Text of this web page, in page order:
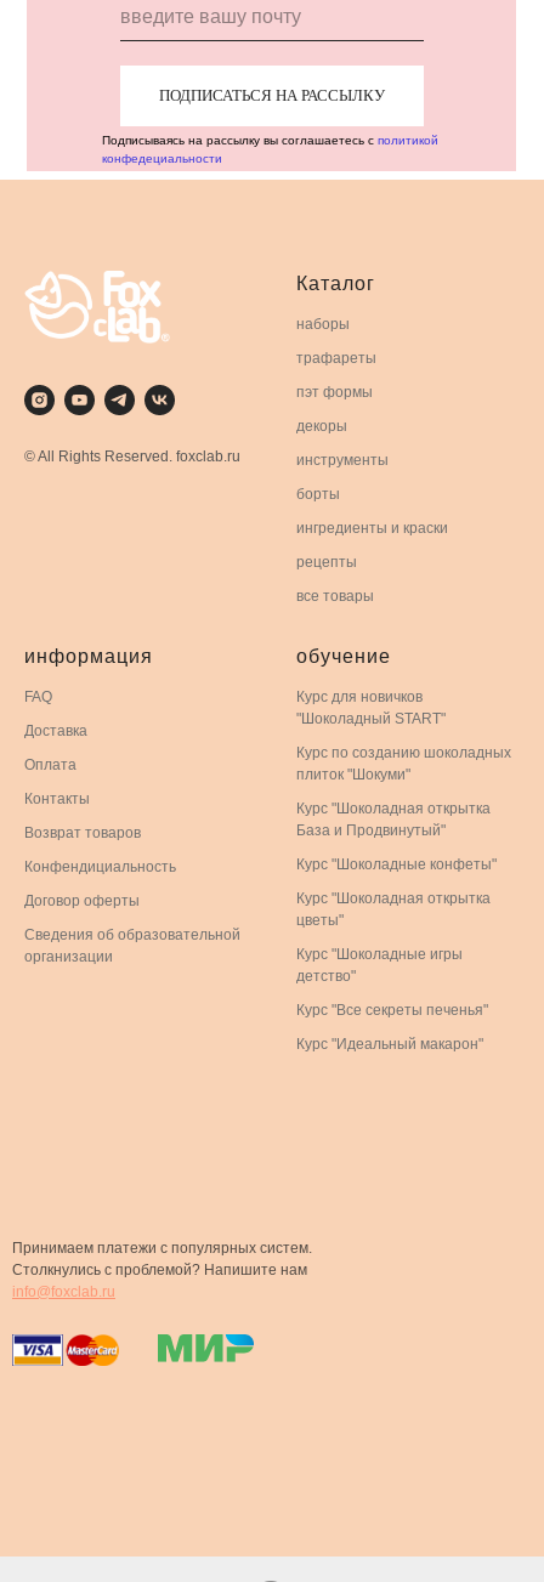
ПОДПИСАТЬСЯ НА РАССЫЛКУ
Подписываясь на рассылку вы соглашаетесь с политикой
конфедециальности
© All Rights Reserved. foxclab.ru
Каталог
наборы
трафареты
пэт формы
декоры
инструменты
борты
ингредиенты и краски
рецепты
все товары
информация
FAQ
Доставка
Оплата
Контакты
Возврат товаров
Конфендициальность
Договор оферты
Сведения об образовательной
организации
обучение
Курс для новичков
"Шоколадный START"
Курс по созданию шоколадных
плиток "Шокуми"
Курс "Шоколадная открытка
База и Продвинутый"
Курс "Шоколадные конфеты"
Курс "Шоколадная открытка
цветы"
Курс "Шоколадные игры
детство"
Курс "Все секреты печенья"
Курс "Идеальный макарон"
Принимаем платежи с популярных систем.
Столкнулись с проблемой? Напишите нам
info@foxclab.ru